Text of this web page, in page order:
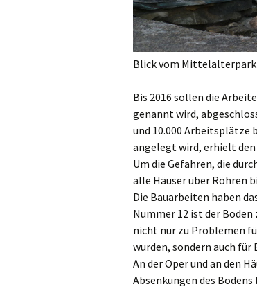
Blick vom Mittelalterpark
Bis 2016 sollen die
genannt wird,
und 10.000 Arbeitsplätze
angelegt wird, erhielt
Um die Gefahren, die
alle Häuser über Röhren
Die Bauarbeiten haben
Nummer 12 ist der
nicht nur zu Problemen
wurden, sondern auch für
An der Oper und an den
Absenkungen des